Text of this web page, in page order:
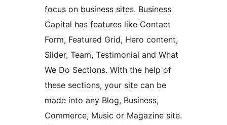
focus on business sites. Business
Capital has features like Contact
Form, Featured Grid, Hero content,
Slider, Team, Testimonial and What
We Do Sections. With the help of
these sections, your site can be
made into any Blog, Business,
Commerce, Music or Magazine site.